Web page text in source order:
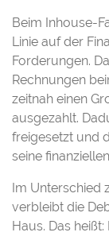
Beim Inhouse-
Linie auf der
Forderungen.
Rechnungen
zeitnah einen
ausgezahlt.
freigesetzt und
seine
Im Unterschied
verbleibt die
Haus. Das